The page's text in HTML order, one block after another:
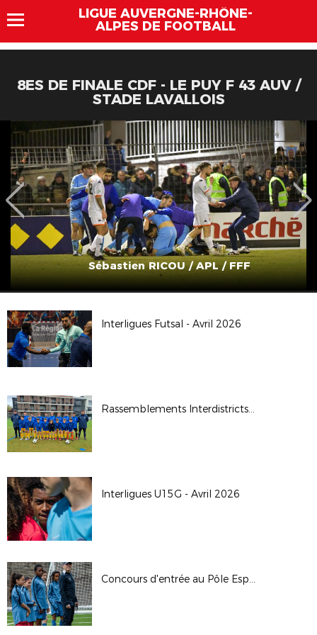
LIGUE AUVERGNE-RHÔNE-
ALPES DE FOOTBALL
8ES DE FINALE CDF - LE PUY F 43 AUV /
STADE LAVALLOIS
Sébastien RICOU / APL / FFF
Interligues Futsal - Avril 2026
Rassemblements Interdistricts U14G - Avr. 2026
Interligues U15G - Avril 2026
Concours d'entrée au Pôle Espoirs - 2026